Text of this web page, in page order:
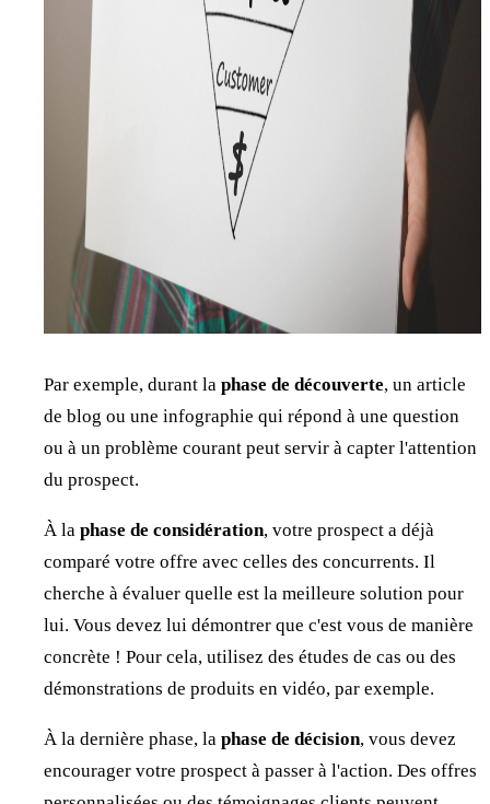
Par exemple, durant la phase de découverte, un article
de blog ou une infographie qui répond à une question
ou à un problème courant peut servir à capter l'attention
du prospect.
À la phase de considération, votre prospect a déjà
comparé votre offre avec celles des concurrents. Il
cherche à évaluer quelle est la meilleure solution pour
lui. Vous devez lui démontrer que c'est vous de manière
concrète ! Pour cela, utilisez des études de cas ou des
démonstrations de produits en vidéo, par exemple.
À la dernière phase, la phase de décision, vous devez
encourager votre prospect à passer à l'action. Des offres